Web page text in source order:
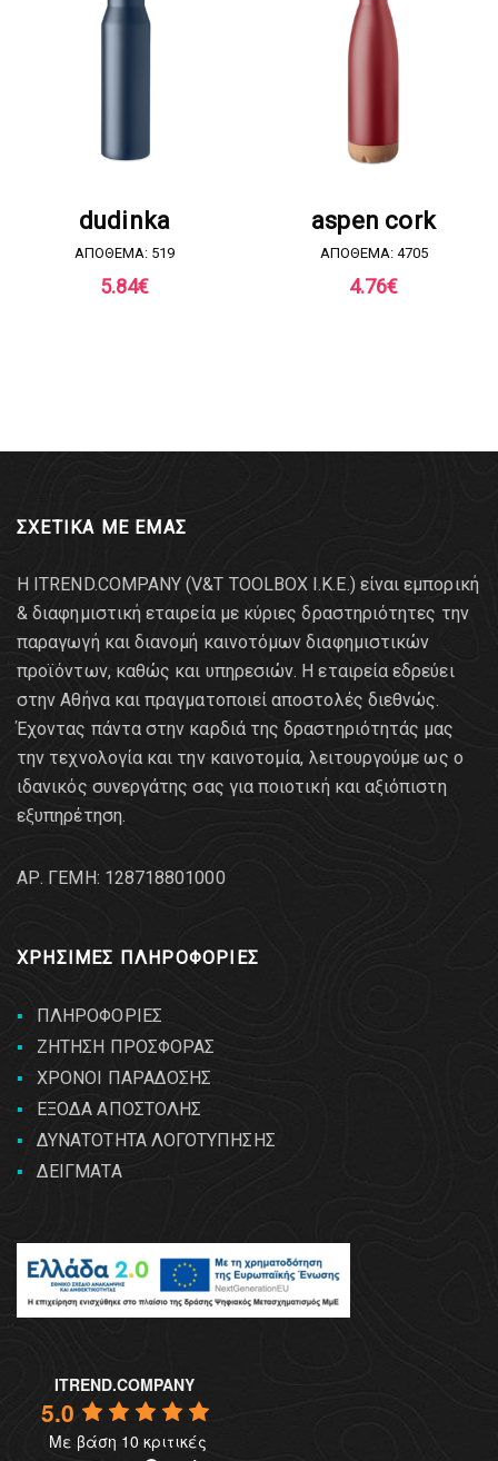
dudinka
ΑΠΟΘΕΜΑ: 519
5.84€
aspen cork
ΑΠΟΘΕΜΑ: 4705
4.76€
ΣΧΕΤΙΚΑ ΜΕ ΕΜΑΣ
Η ITREND.COMPANY (V&T TOOLBOX Ι.Κ.Ε.) είναι εμπορική
& διαφημιστική εταιρεία με κύριες δραστηριότητες την
παραγωγή και διανομή καινοτόμων διαφημιστικών
προϊόντων, καθώς και υπηρεσιών. Η εταιρεία εδρεύει
στην Αθήνα και πραγματοποιεί αποστολές διεθνώς.
Έχοντας πάντα στην καρδιά της δραστηριότητάς μας
την τεχνολογία και την καινοτομία, λειτουργούμε ως ο
ιδανικός συνεργάτης σας για ποιοτική και αξιόπιστη
εξυπηρέτηση.
AΡ. ΓΕΜΗ: 128718801000
ΧΡΗΣΙΜΕΣ ΠΛΗΡΟΦΟΡΙΕΣ
ΠΛΗΡΟΦΟΡΙΕΣ
ΖΗΤΗΣΗ ΠΡΟΣΦΟΡΑΣ
ΧΡΟΝΟΙ ΠΑΡΑΔΟΣΗΣ
ΕΞΟΔΑ ΑΠΟΣΤΟΛΗΣ
ΔΥΝΑΤΟΤΗΤΑ ΛΟΓΟΤΥΠΗΣΗΣ
ΔΕΙΓΜΑΤΑ
ITREND.COMPANY
5.0
Με βάση 10 κριτικές